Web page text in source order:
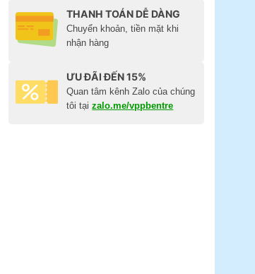
THANH TOÁN DỄ DÀNG
Chuyển khoản, tiền mặt khi
nhận hàng
ƯU ĐÃI ĐẾN 15%
Quan tâm kênh Zalo của chúng
tôi tạizalo.me/vppbentre